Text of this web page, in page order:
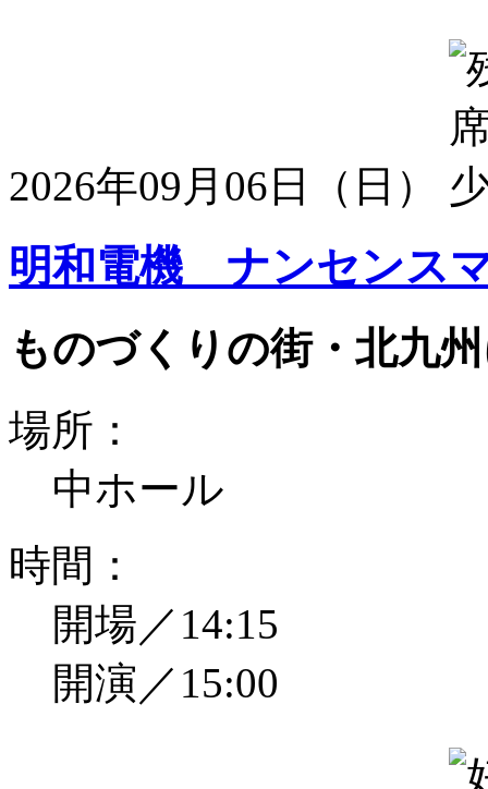
2026年09月06日（日）
明和電機 ナンセンス
ものづくりの街・北九
場所：
中ホール
時間：
開場／14:15
開演／15:00